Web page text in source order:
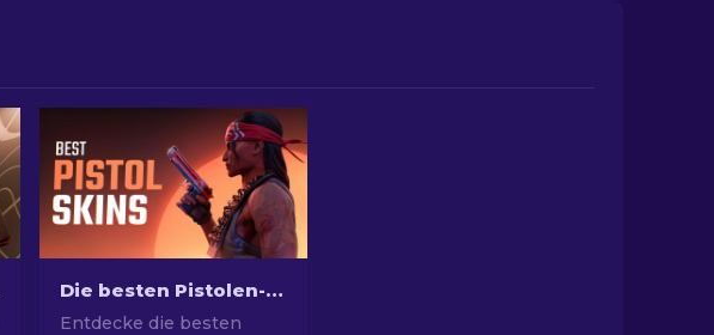
Die besten Pistolen-Skins in CS2 [2026]
Entdecke die besten